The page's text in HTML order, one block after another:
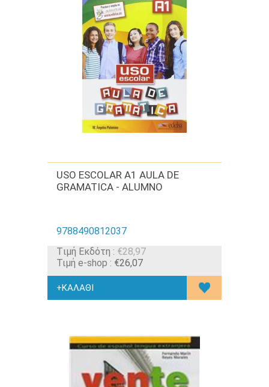
USO ESCOLAR A1 AULA DE
GRAMATICA - ALUMNO
9788490812037
Tιμή Εκδότη : €28,97
Τιμή e-shop : €26,07